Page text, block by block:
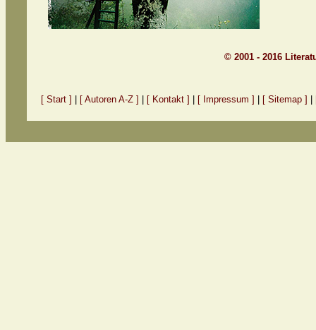
© 2001 - 2016
[ Start ] [ Autoren A-Z ] [ Kontakt ] [ Impressum ] [ Sitemap ]